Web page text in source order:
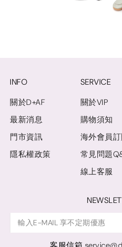
INFO
關於D+AF
最新消息
門市資訊
隱私權政策
SERVICE
關於VIP
購物須知
海外會員
常見問題
線上客服